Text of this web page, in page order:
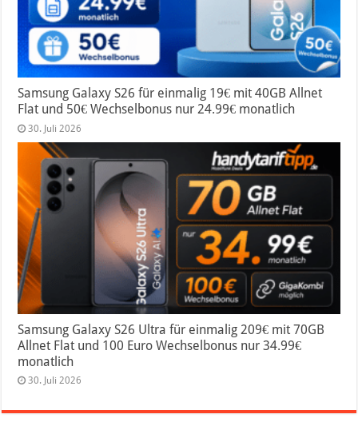
Samsung Galaxy S26 für einmalig 19€ mit 40GB Allnet
Flat und 50€ Wechselbonus nur 24.99€ monatlich
30. Juli 2026
Samsung Galaxy S26 Ultra für einmalig 209€ mit 70GB
Allnet Flat und 100 Euro Wechselbonus nur 34.99€
monatlich
30. Juli 2026